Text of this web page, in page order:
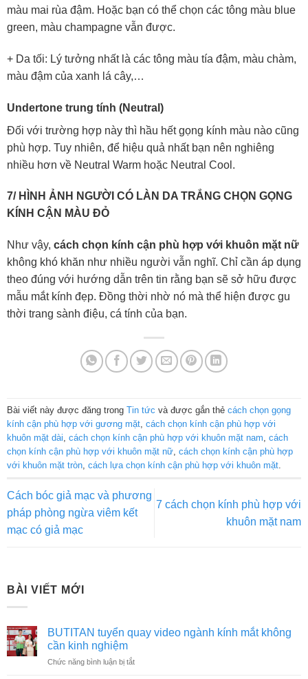
màu mai rùa đậm. Hoặc bạn có thể chọn các tông màu blue
green, màu champagne vẫn được.
+ Da tối: Lý tưởng nhất là các tông màu tía đậm, màu chàm,
màu đậm của xanh lá cây,…
Undertone trung tính (Neutral)
Đối với trường hợp này thì hầu hết gọng kính màu nào cũng
phù hợp. Tuy nhiên, để hiệu quả nhất bạn nên nghiêng
nhiều hơn về Neutral Warm hoặc Neutral Cool.
7/ HÌNH ẢNH NGƯỜI CÓ LÀN DA TRẮNG CHỌN GỌNG
KÍNH CẬN MÀU ĐỎ
Như vậy, cách chọn kính cận phù hợp với khuôn mặt nữ
không khó khăn như nhiều người vẫn nghĩ. Chỉ cần áp dụng
theo đúng với hướng dẫn trên tin rằng bạn sẽ sở hữu được
mẫu mắt kính đẹp. Đồng thời nhờ nó mà thể hiện được gu
thời trang sành điệu, cá tính của bạn.
Bài viết này được đăng trong Tin tức và được gắn thẻ cách chọn gọng
kính cận phù hợp với gương mặt, cách chọn kính cận phù hợp với
khuôn mặt dài cách chọn kính cận phù hợp với khuôn mặt nam cách
chọn kính cận phù hợp với khuôn mặt nữ, cách chọn kính cận phù hợp
với khuôn mặt tròn, cách lựa chọn kính cận phù hợp với khuôn mặt.
Cách bóc giả mạc và phương
pháp phòng ngừa viêm kết
mạc có giả mạc
7 cách chọn kính phù hợp với
khuôn mặt nam
BÀI VIẾT MỚI
BUTITAN tuyển quay video ngành kính mắt không
cần kinh nghiệm
Chức năng bình luận bị tắtở